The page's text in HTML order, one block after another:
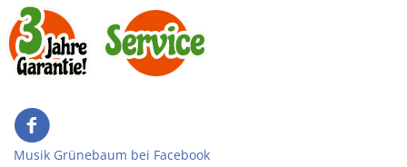
Musik Grünebaum bei Facebook